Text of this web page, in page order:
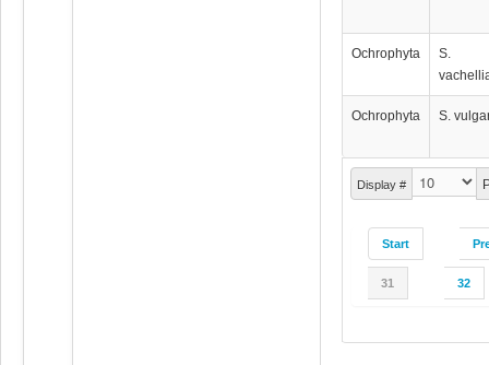
Display #
Start
31 32
Ochrophyta
S.
Ochrophyta S.